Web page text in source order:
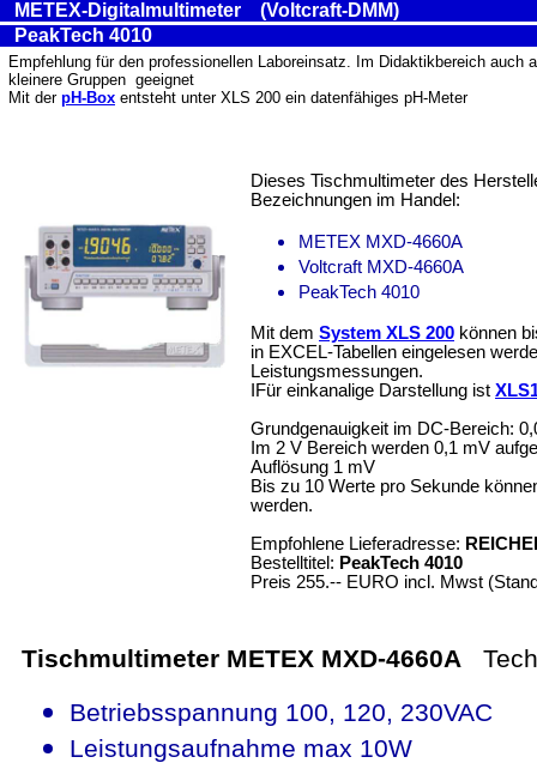
METEX-Digitalmultimeter (Voltcraft-DMM)
PeakTech 4010
Empfehlung für den professionellen Laboreinsatz. Im Didaktikbereich auch
kleinere Gruppen geeignet
Mit der pH-Box entsteht unter XLS 200 ein datenfähiges pH-Meter
Dieses Tischmultimeter des
Bezeichnungen im Handel:
METEX MXD-4660A
Voltcraft MXD-4660A
PeakTech 4010
Mit dem System XLS 200 können
in EXCEL-Tabellen eingelesen
Leistungsmessungen.
IFür einkanalige Darstellung ist
Grundgenauigkeit im DC-Bereich:
Im 2 V Bereich werden 0,1 mV
Auflösung 1 mV
Bis zu 10 Werte pro Sekunde
werden.
Empfohlene Lieferadresse:
Bestelltitel: PeakTech 4010
Preis 255.-- EURO incl. Mwst
Tischmultimeter METEX MXD-4660A
Betriebsspannung 100, 120, 230VAC
Leistungsaufnahme max 10W